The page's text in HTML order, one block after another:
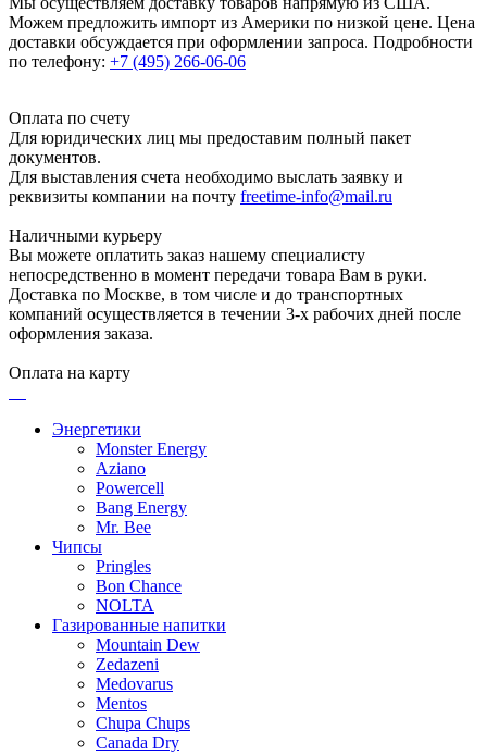
Можем предложить импорт из Америки по низкой цене. Цена
доставки обсуждается при оформлении запроса. Подробности
по телефону: +7 (495) 266-06-06
Оплата по счету
Для юридических лиц мы предоставим полный пакет
документов.
Для выставления счета необходимо выслать заявку и
реквизиты компании на почту freetime-info@mail.ru
Наличными курьеру
Вы можете оплатить заказ нашему специалисту
непосредственно в момент передачи товара Вам в руки.
Доставка по Москве, в том числе и до транспортных
компаний осуществляется в течении 3-х рабочих дней после
оформления заказа.
Оплата на карту
Энергетики
Monster Energy
Aziano
Powercell
Bang Energy
Mr. Bee
Чипсы
Pringles
Bon Chance
NOLTA
Газированные напитки
Mountain Dew
Zedazeni
Medovarus
Mentos
Chupa Chups
Canada Dry